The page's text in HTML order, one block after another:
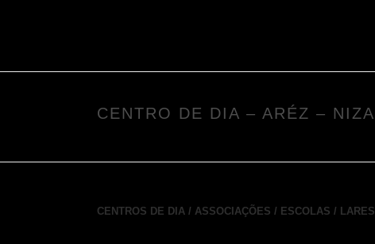
CENTRO DE DIA – ARÉZ – NIZA
CENTROS DE DIA / ASSOCIAÇÕES / ESCOLAS / LARES